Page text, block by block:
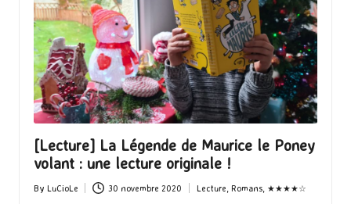
[Lecture] La Légende de Maurice le Poney
volant : une lecture originale !
Posted
By LuCioLe 30 novembre 2020
Posted
Lecture Romans, ★★★★☆